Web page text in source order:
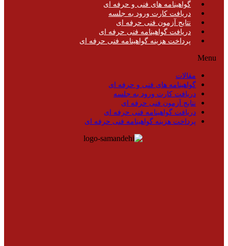
گواهینامه های فنی و حرفه ای
دریافت کارت ورود به جلسه
نتایج آزمون فنی حرفه ای
دریافت گواهینامه فنی حرفه ای
پرداخت هزینه گواهینامه فنی حرفه ای
Menu
مقالات
گواهینامه های فنی و حرفه ای
دریافت کارت ورود به جلسه
نتایج آزمون فنی حرفه ای
دریافت گواهینامه فنی حرفه ای
پرداخت هزینه گواهینامه فنی حرفه ای